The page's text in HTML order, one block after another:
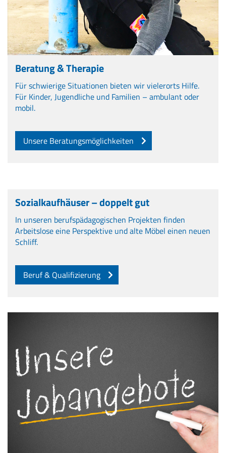
Beratung & Therapie
Für schwierige Situationen bieten wir vielerorts Hilfe.
Für Kinder, Jugendliche und Familien – ambulant oder
mobil.
Unsere Beratungsmöglichkeiten
Sozialkaufhäuser – doppelt gut
In unseren berufspädagogischen Projekten finden
Arbeitslose eine Perspektive und alte Möbel einen neuen
Schliff.
Beruf & Qualifizierung